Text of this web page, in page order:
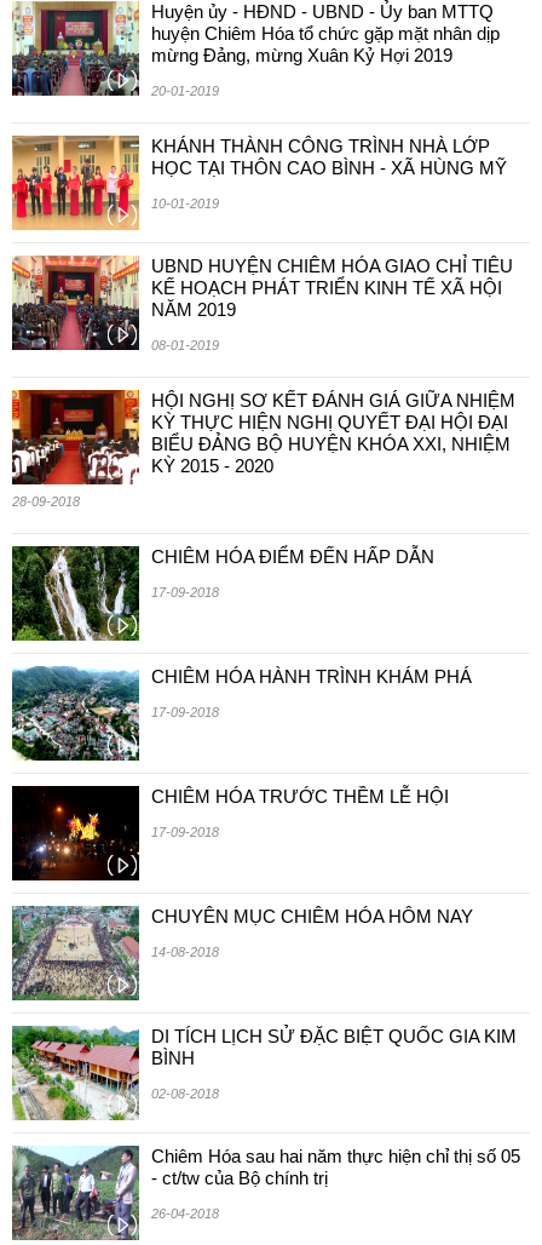
Huyện ủy - HĐND - UBND - Ủy ban MTTQ
huyện Chiêm Hóa tổ chức gặp mặt nhân dịp
mừng Đảng, mừng Xuân Kỷ Hợi 2019
20-01-2019
KHÁNH THÀNH CÔNG TRÌNH NHÀ LỚP
HỌC TẠI THÔN CAO BÌNH - XÃ HÙNG MỸ
10-01-2019
UBND HUYỆN CHIÊM HÓA GIAO CHỈ TIÊU
KẾ HOẠCH PHÁT TRIỂN KINH TẾ XÃ HỘI
NĂM 2019
08-01-2019
HỘI NGHỊ SƠ KẾT ĐÁNH GIÁ GIỮA NHIỆM
KỲ THỰC HIỆN NGHỊ QUYẾT ĐẠI HỘI ĐẠI
BIỂU ĐẢNG BỘ HUYỆN KHÓA XXI, NHIỆM
KỲ 2015 - 2020
28-09-2018
CHIÊM HÓA ĐIỂM ĐẾN HẤP DẪN
17-09-2018
CHIÊM HÓA HÀNH TRÌNH KHÁM PHÁ
17-09-2018
CHIÊM HÓA TRƯỚC THỀM LỄ HỘI
17-09-2018
CHUYÊN MỤC CHIÊM HÓA HÔM NAY
14-08-2018
DI TÍCH LỊCH SỬ ĐẶC BIỆT QUỐC GIA KIM
BÌNH
02-08-2018
Chiêm Hóa sau hai năm thực hiện chỉ thị số 05
- ct/tw của Bộ chính trị
26-04-2018